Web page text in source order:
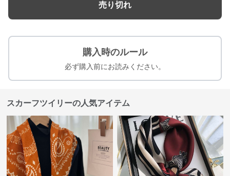
売り切れ
購入時のルール
必ず購入前にお読みください。
スカーフツイリーの人気アイテム